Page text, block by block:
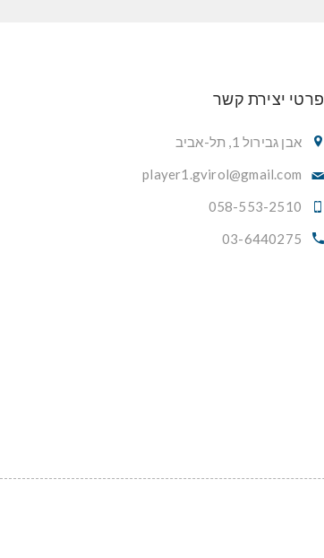
פרטי יצירת קשר
אבן גבירול 1, תל-אביב
player1.gvirol@gmail.com
058-553-2510
03-6440275